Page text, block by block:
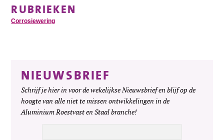
RUBRIEKEN
Corrosiewering
NIEUWSBRIEF
Schrijf je hier in voor de wekelijkse Nieuwsbrief en blijf op de
hoogte van alle niet te missen ontwikkelingen in de
Aluminium Roestvast en Staal branche!